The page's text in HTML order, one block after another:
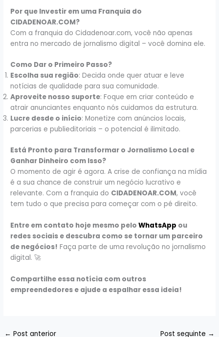
Por que Investir em uma Franquia do
CIDADENOAR.COM?
Com a franquia do Cidadenoar.com, você não apenas
entra no mercado de jornalismo digital – você domina ele.
Como Dar o Primeiro Passo?
Escolha sua região: Decida onde quer atuar e leve
notícias de qualidade para sua comunidade.
Aproveite nosso suporte: Foque em criar conteúdo e
atrair anunciantes enquanto nós cuidamos da estrutura.
Lucre desde o início: Monetize com anúncios locais,
parcerias e publieditoriais – o potencial é ilimitado.
Está Pronto para Transformar o Jornalismo Local e
Ganhar Dinheiro com Isso?
O momento de agir é agora. A crise de confiança na mídia
é a sua chance de construir um negócio lucrativo e
relevante. Com a franquia do CIDADENOAR.COM, você
tem tudo o que precisa para começar com o pé direito.
Entre em contato hoje mesmo peloWhatsApp ou
redes sociais e descubra como se tornar um parceiro
de negócios! Faça parte de uma revolução no jornalismo
digital. 🚀
Compartilhe essa notícia com outros
empreendedores e ajude a espalhar essa ideia!
← Post anterior Post seguinte →